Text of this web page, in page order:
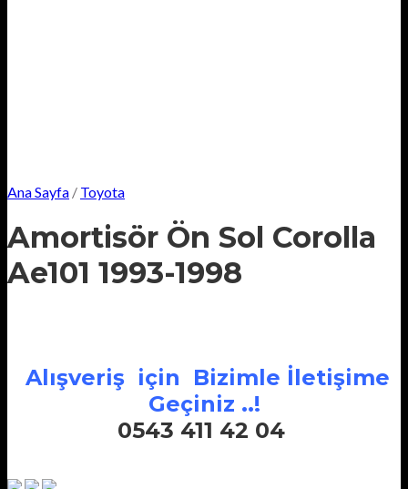
Ana Sayfa / Toyota
Amortisör Ön Sol Corolla
Ae101 1993-1998
Alışveriş için Bizimle İletişime
Geçiniz ..!
0543 411 42 04